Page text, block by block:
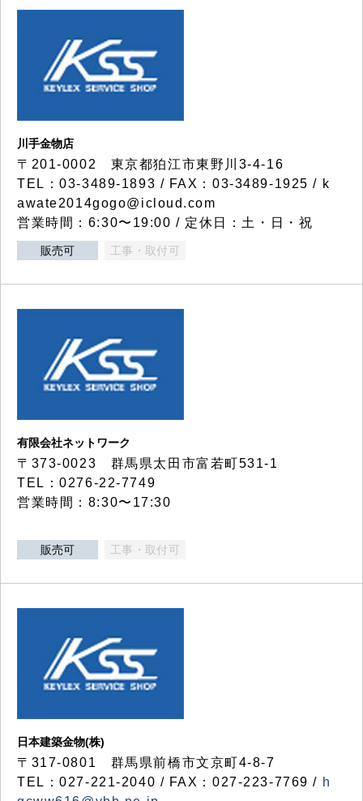
川手金物店
〒201-0002 東京都狛江市東野川3-4-16
TEL：03-3489-1893 / FAX：03-3489-1925 / k
awate2014gogo@icloud.com
営業時間：6:30〜19:00 / 定休日：土・日・祝
販売可 工事・取付可
有限会社ネットワーク
〒373-0023 群馬県太田市富若町531-1
TEL：0276-22-7749
営業時間：8:30〜17:30
販売可 工事・取付可
日本建築金物(株)
〒317‐0801 群馬県前橋市文京町4-8-7
TEL：027-221-2040 / FAX：027-223-7769 / h